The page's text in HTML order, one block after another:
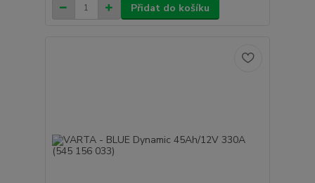
Přidat do košíku